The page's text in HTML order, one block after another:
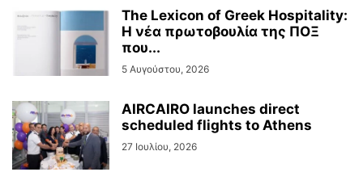
The Lexicon of Greek Hospitality:
Η νέα πρωτοβουλία της ΠΟΞ
που...
5 Αυγούστου, 2026
AIRCAIRO launches direct
scheduled flights to Athens
27 Ιουλίου, 2026